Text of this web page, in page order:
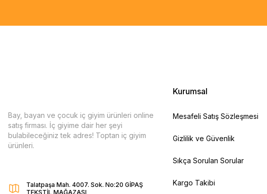
Bay, bayan ve çocuk iç giyim ürünleri online
satış firması. İç giyime dair her şeyi
bulabileceğiniz tek adres! Toptan iç giyim
ürünleri.
Talatpaşa Mah. 4007. Sok. No:20 GİPAŞ
TEKSTİL MAĞAZASI
Kurumsal
Mesafeli Satış Sözleşmesi
Gizlilik ve Güvenlik
Sıkça Sorulan Sorular
Kargo Takibi